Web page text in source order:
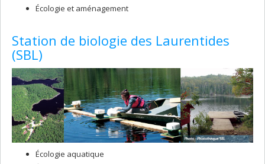
Écologie et aménagement
Station de biologie des Laurentides
(SBL)
Écologie aquatique